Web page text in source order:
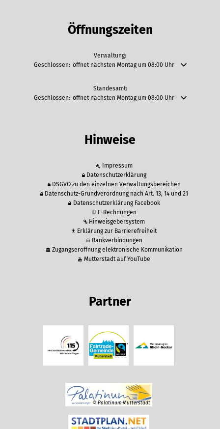
Öffnungszeiten
Verwaltung:
Klicken, um weitere Öffnungs- oder Schließzeiten auszublenden
Geschlossen: öffnet nächsten Montag um 08:00 Uhr
Standesamt:
Klicken, um weitere Öffnungs- oder Schließzeiten auszublenden
Geschlossen: öffnet nächsten Montag um 08:00 Uhr
Hinweise
Impressum
Datenschutzerklärung
DSGVO zu den einzelnen Verwaltungsbereichen
Datenschutz-Grundverordnung nach Art. 13, 14 und 21
Datenschutzerklärung Facebook
E-Rechnungen
Hinweisgebersystem
Erklärung zur Barrierefreiheit
Bankverbindungen
Zugangseröffnung elektronische Kommunikation
Mutterstadt auf YouTube
Partner
© Palatinum Mutterstadt